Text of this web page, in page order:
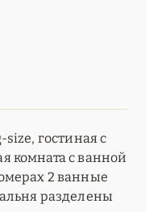
гостиная с
комната с ванной
2 ванные
разделены